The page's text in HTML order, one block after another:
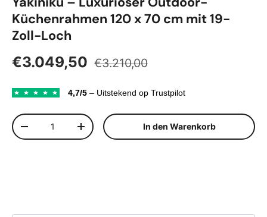
Küchenrahmen 120 x 70 cm mit 19-
Zoll-Loch
Verkaufspreis
€3.049,50 Normaler Preis
€3.210,00
4,7/5 – Uitstekend op Trustpilot
Anzahl
Menge verringernMenge erhöhenIn den Warenkorb